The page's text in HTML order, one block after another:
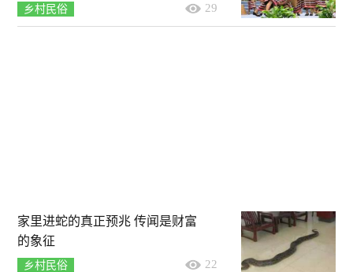
乡村民俗 29
家里进蛇的真正预兆 传闻是财富
的象征
乡村民俗 22